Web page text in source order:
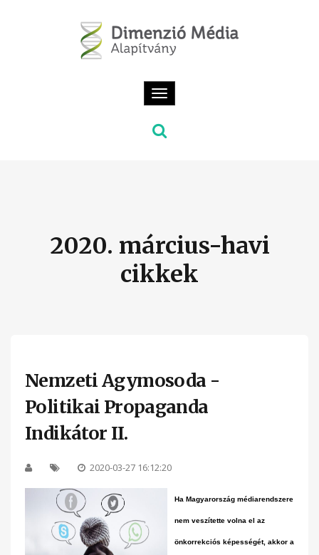
Toggle
navigation
2020. március-havi
cikkek
Nemzeti Agymosoda -
Politikai Propaganda
Indikátor II.
2020-03-27 16:12:20
Ha Magyarország médiarendszere
nem veszítette volna el az
önkorrekciós képességét, akkor a